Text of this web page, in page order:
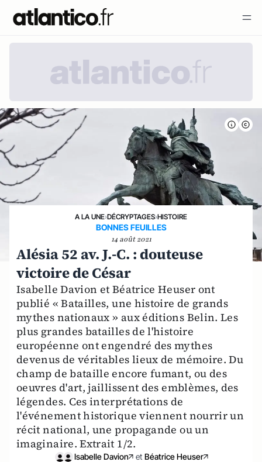
A LA UNE›DÉCRYPTAGES›HISTOIRE
BONNES FEUILLES
14 août 2021
Alésia 52 av. J.-C. : douteuse
victoire de César
Isabelle Davion et Béatrice Heuser ont
publié « Batailles, une histoire de grands
mythes nationaux » aux éditions Belin. Les
plus grandes batailles de l'histoire
européenne ont engendré des mythes
devenus de véritables lieux de mémoire. Du
champ de bataille encore fumant, ou des
oeuvres d'art, jaillissent des emblèmes, des
légendes. Ces interprétations de
l'événement historique viennent nourrir un
récit national, une propagande ou un
imaginaire. Extrait 1/2.
Isabelle Davion et Béatrice Heuser